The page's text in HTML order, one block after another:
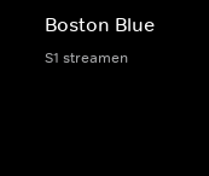
Boston Blue
S1 streamen